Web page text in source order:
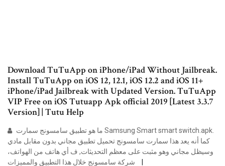
Download TuTuApp on iPhone/iPad Without Jailbreak.
Install TuTuApp on iOS 12, 12.1, iOS 12.2 and iOS 11+
iPhone/iPad Jailbreak with Updated Version. TuTuApp
VIP Free on iOS Tutuapp Apk official 2019 [Latest 3.3.7
Version] | Tutu Help
كما أنه يعد هذا سمارت سامسونج تحميل تطبيق مجاني بدون مقابل مادي
وسيظل مجاني وهو مثبت على معظم التحديثات, ف أي هاتف من الهواتف،